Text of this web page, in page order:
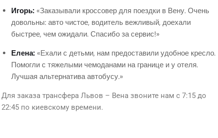
Игорь: «Заказывали кроссовер для поездки в Вену. Очень
довольны: авто чистое, водитель вежливый, доехали
быстрее, чем ожидали. Спасибо за сервис!»
Елена: «Ехали с детьми, нам предоставили удобное кресло.
Помогли с тяжелыми чемоданами на границе и у отеля.
Лучшая альтернатива автобусу.»
Для заказа трансфера Львов – Вена звоните нам с 7:15 до
22:45 по киевскому времени.